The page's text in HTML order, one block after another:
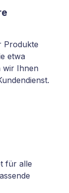
Produkte
etwa
wir Ihnen
für alle